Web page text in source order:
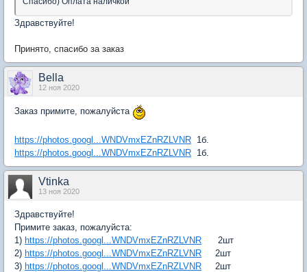
Здравствуйте!
Принято, спасибо за заказ
Bella
12 ноя 2020
Заказ примите, пожалуйста
https://photos.googl...WNDVmxEZnRZLVNR 1б.
https://photos.googl...WNDVmxEZnRZLVNR 1б.
Vtinka
13 ноя 2020
Здравствуйте!
Примите заказ, пожалуйста:
1) https://photos.googl...WNDVmxEZnRZLVNR 2шт
2) https://photos.googl...WNDVmxEZnRZLVNR 2шт
3) https://photos.googl...WNDVmxEZnRZLVNR 2шт